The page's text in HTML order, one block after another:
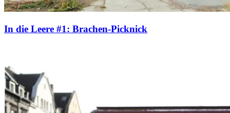
In die Leere #1: Brachen-Picknick